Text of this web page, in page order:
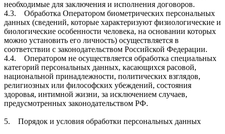
необходимые для заключения и исполнения договоров.
4.3. Обработка Оператором биометрических персональных
данных (сведений, которые характеризуют физиологические и
биологические особенности человека, на основании которых
можно установить его личность) осуществляется в
соответствии с законодательством Российской Федерации.
4.4. Оператором не осуществляется обработка специальных
категорий персональных данных, касающихся расовой,
национальной принадлежности, политических взглядов,
религиозных или философских убеждений, состояния
здоровья, интимной жизни, за исключением случаев,
предусмотренных законодательством РФ.
5. Порядок и условия обработки персональных данных